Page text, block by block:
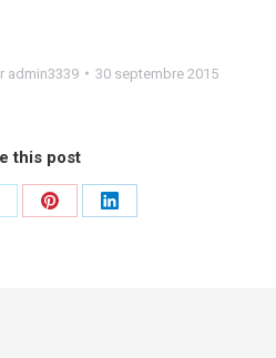
admin3339 30 septembre 2015
this post
PartagerPartager